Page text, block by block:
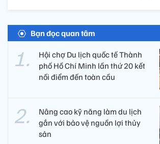
Bạn đọc quan tâm
Hội chợ Du lịch quốc tế Thành
phố Hồ Chí Minh lần thứ 20 kết
nối điểm đến toàn cầu
Nâng cao kỹ năng làm du lịch
gắn với bảo vệ nguồn lợi thủy
sản